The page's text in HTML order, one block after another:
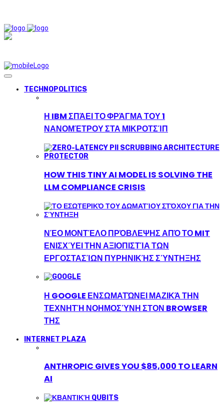
TECHNOPOLITICS
Η IBM ΣΠΆΕΙ ΤΟ ΦΡΆΓΜΑ ΤΟΥ 1
ΝΑΝΟΜΈΤΡΟΥ ΣΤΑ ΜΙΚΡΟΤΣΊΠ
HOW THIS TINY AI MODEL IS SOLVING THE
LLM COMPLIANCE CRISIS
ΝΈΟ ΜΟΝΤΈΛΟ ΠΡΌΒΛΕΨΗΣ ΑΠΌ ΤΟ MIT
ΕΝΙΣΧΎΕΙ ΤΗΝ ΑΞΙΟΠΙΣΤΊΑ ΤΩΝ
ΕΡΓΟΣΤΑΣΊΩΝ ΠΥΡΗΝΙΚΉΣ ΣΎΝΤΗΞΗΣ
Η GOOGLE ΕΝΣΩΜΑΤΏΝΕΙ ΜΑΖΙΚΆ ΤΗΝ
ΤΕΧΝΗΤΉ ΝΟΗΜΟΣΎΝΗ ΣΤΟΝ BROWSER
ΤΗΣ
INTERNET PLAZA
ANTHROPIC GIVES YOU $85,000 TO LEARN
AI